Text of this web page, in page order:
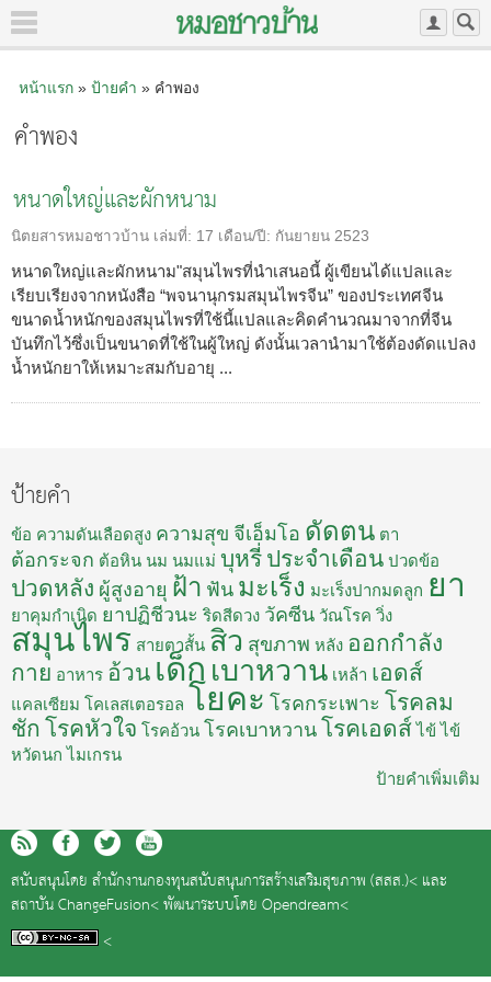
หน้าแรก» ป้ายคำ » คำพอง
คำพอง
หนาดใหญ่และผักหนาม
นิตยสารหมอชาวบ้าน เล่มที่: 17 เดือน/ปี: กันยายน 2523
หนาดใหญ่และผักหนาม"สมุนไพรที่นำเสนอนี้ ผู้เขียนได้แปลและ
เรียบเรียงจากหนังสือ “พจนานุกรมสมุนไพรจีน” ของประเทศจีน
ขนาดน้ำหนักของสมุนไพรที่ใช้นี้แปลและคิดคำนวณมาจากที่จีน
บันทึกไว้ซึ่งเป็นขนาดที่ใช้ในผู้ใหญ่ ดังนั้นเวลานำมาใช้ต้องดัดแปลง
น้ำหนักยาให้เหมาะสมกับอายุ ...
ป้ายคำ
ข้อ ความดันเลือดสูง ความสุข จีเอ็มโอ ดัดตน ตา
ต้อกระจก ต้อหิน นม นมแม่ บุหรี่ ประจำเดือน ปวดข้อ
ปวดหลัง ผู้สูงอายุ ฝ้า ฟัน มะเร็ง มะเร็งปากมดลูก ยา
ยาคุมกำเนิด ยาปฏิชีวนะ ริดสีดวง วัคซีน วัณโรค วิ่ง
สมุนไพร สายตาสั้น สิว สุขภาพ หลัง ออกกำลัง
กาย อาหาร อ้วน เด็ก เบาหวาน เหล้า เอดส์
แคลเซียม โคเลสเตอรอล โยคะ โรคกระเพาะ โรคลม
ชัก โรคหัวใจ โรคอ้วน โรคเบาหวาน โรคเอดส์ ไข้ ไข้
หวัดนก ไมเกรน
ป้ายคำเพิ่มเติม
สนับสนุนโดย สำนักงานกองทุนสนับสนุนการสร้างเสริมสุขภาพ (สสส.)< และ
สถาบัน ChangeFusion<พัฒนาระบบโดย Opendream<
<